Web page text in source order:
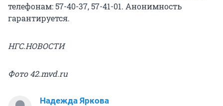
телефонам: 57-40-37, 57-41-01. Анонимность
гарантируется.
НГС.НОВОСТИ
Фото 42.mvd.ru
Надежда Яркова